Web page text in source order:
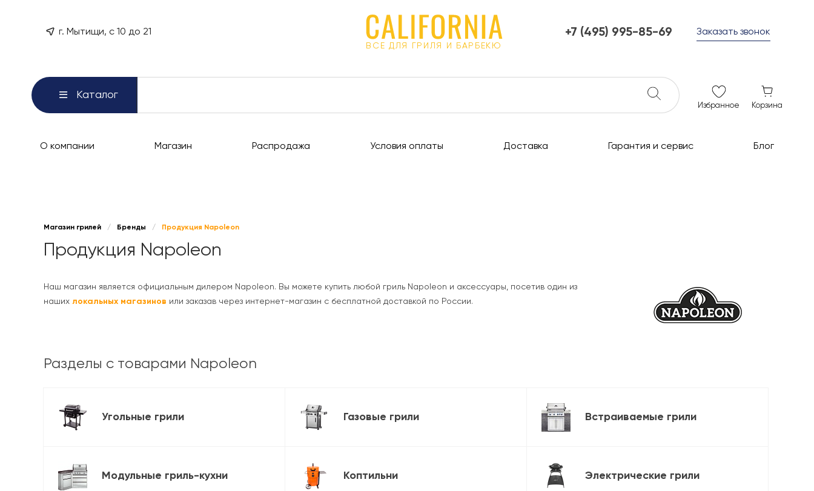
г. Мытищи, с 10 до 21
ВСЕ ДЛЯ ГРИЛЯ И БАРБЕКЮ
+7 (495) 995-85-69
ежедневно с 10 до 21
Заказать звонок
Каталог
Избранное Корзина
О компании Магазин Распродажа Условия оплаты Доставка Гарантия и сервис Блог
Магазин грилей / Бренды / Продукция Napoleon
Продукция Napoleon
Наш магазин является официальным дилером Napoleon. Вы можете купить любой гриль Napoleon и аксессуары, посетив один из
наших локальных магазинов или заказав через интернет-магазин с бесплатной доставкой по России.
Разделы с товарами Napoleon
Угольные грили Газовые грили Встраиваемые грили
Модульные гриль-кухни Коптильни Электрические грили